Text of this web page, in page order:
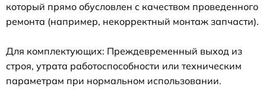
который прямо обусловлен с качеством проведенного
ремонта (например, некорректный монтаж запчасти).
Для комплектующих: Преждевременный выход из
строя, утрата работоспособности или техническим
параметрам при нормальном использовании.